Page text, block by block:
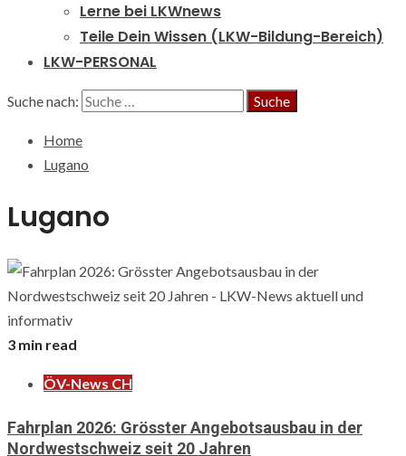
Lerne bei LKWnews
Teile Dein Wissen (LKW-Bildung-Bereich)
LKW-PERSONAL
Suche nach:
Home
Lugano
Lugano
3 min read
ÖV-News CH
Fahrplan 2026: Grösster Angebotsausbau in der
Nordwestschweiz seit 20 Jahren